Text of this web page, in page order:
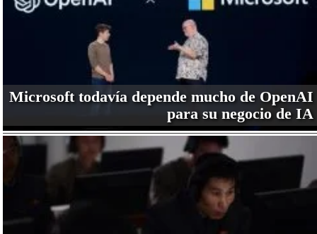
Microsoft todavía depende mucho de OpenAI
para su negocio de IA